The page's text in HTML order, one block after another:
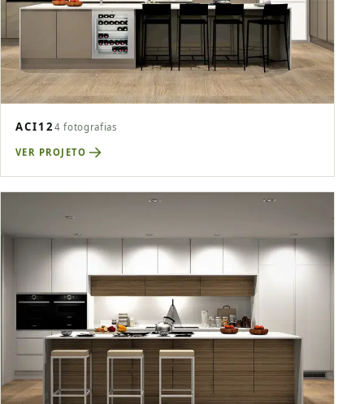
ACI12 4 fotografias
VER PROJETO